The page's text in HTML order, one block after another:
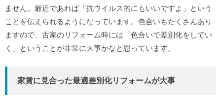
ません。最近であれば「抗ウイルス的にもいいですよ」という
ことを伝えられるようになっています。色合いもたくさんあり
ますので、古家のリフォーム時には「色合いで差別化をしてい
く」ということが非常に大事かなと思っています。
家賃に見合った最適差別化リフォームが大事